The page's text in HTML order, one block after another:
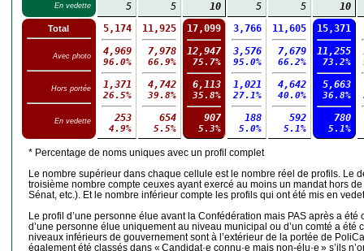
En vedette
5
5
10
5
5
10
Total
Avec photo
Hors portée
En vedette
5,174
4,969
96.0%
1,371
26.5%
253
4.9%
11,925
7,978
66.9%
4,742
39.8%
654
5.5%
17,099
12,947
75.7%
6,113
35.8%
907
5.3%
3,766
3,576
95.0%
1,021
27.1%
188
5.0%
11,605
7,679
66.2%
4,642
40.0%
592
5.1%
15,371
11,255
73.2%
5,663
36.8%
780
5.1%
* Percentage de noms uniques avec un profil complet
Le nombre supérieur dans chaque cellule est le nombre réel de profils. Le
troisième nombre compte ceuxes ayant exercé au moins un mandat hors
Sénat, etc.). Et le nombre inférieur compte les profils qui ont été mis en
Le profil d’une personne élue avant la Confédération mais PAS après a
d’une personne élue uniquement au niveau municipal ou d’un comté a été
niveaux inférieurs de gouvernement sont à l’extérieur de la portée de
également été classés dans « Candidat·e connu·e mais non-élu·e » s’ils